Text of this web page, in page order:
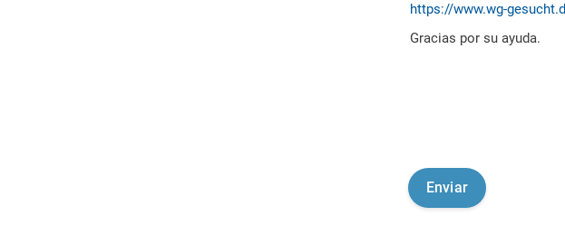
https://www.wg-
Gracias por su ayuda.